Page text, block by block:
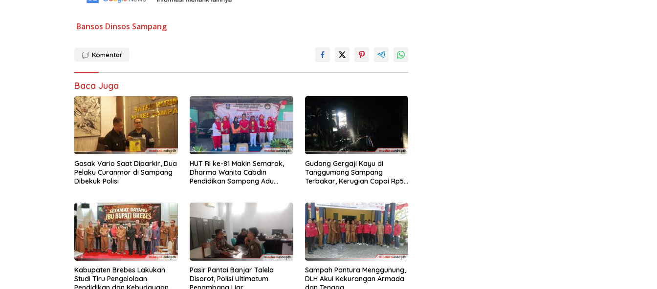
Bansos Dinsos Sampang
Komentar
Baca Juga
Gasak Vario Saat Diparkir, Dua
Pelaku Curanmor di Sampang
Dibekuk Polisi
HUT RI ke-81 Makin Semarak,
Dharma Wanita Cabdin
Pendidikan Sampang Adu
Gudang Gergaji Kayu di
Tanggumong Sampang
Terbakar, Kerugian Capai Rp55
Kabupaten Brebes Lakukan
Studi Tiru Pengelolaan
Pasir Pantai Banjar Talela
Disorot, Polisi Ultimatum
Sampah Pantura Menggunung,
DLH Akui Kekurangan Armada